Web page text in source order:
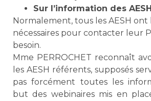
Sur l’information des
Normalement, tous les AESH ont
nécessaires pour contacter leur
besoin.
Mme PERROCHET reconnaît
les AESH référents, supposés
pas forcément toutes les
but des webinaires mis en